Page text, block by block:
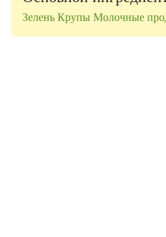
ЗеленьКрупыМолочные